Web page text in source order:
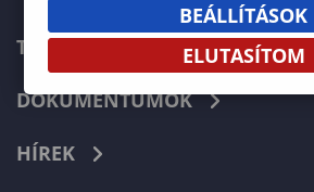
TELEFONKÖNYV
DOKUMENTUMOK
HÍREK
BEÁLLÍTÁSOK
ELUTASÍTOM